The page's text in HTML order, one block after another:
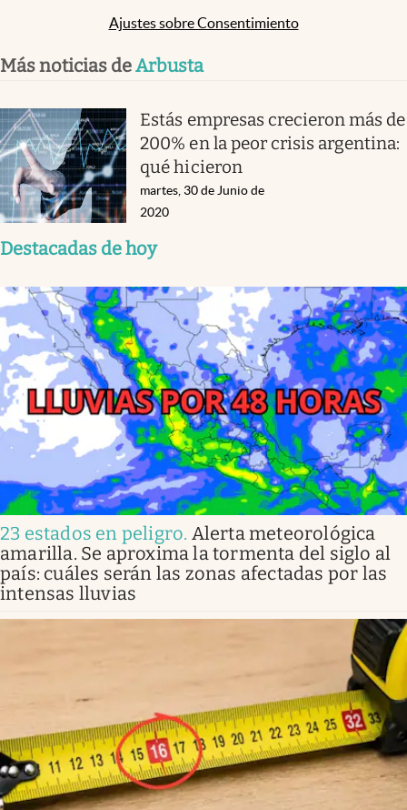
Ajustes sobre Consentimiento
Más noticias deArbusta
Estás empresas crecieron más de
200% en la peor crisis argentina:
qué hicieron
martes, 30 de Junio de
2020
Destacadas de hoy
23 estados en peligro. Alerta meteorológica
amarilla. Se aproxima la tormenta del siglo al
país: cuáles serán las zonas afectadas por las
intensas lluvias